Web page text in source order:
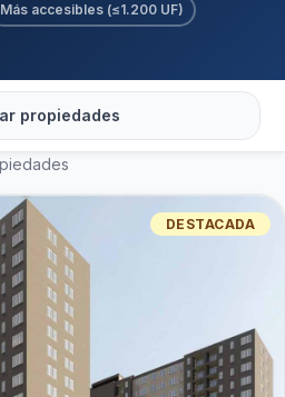
Más accesibles (≤1.200 UF)
propiedades
DESTACADA